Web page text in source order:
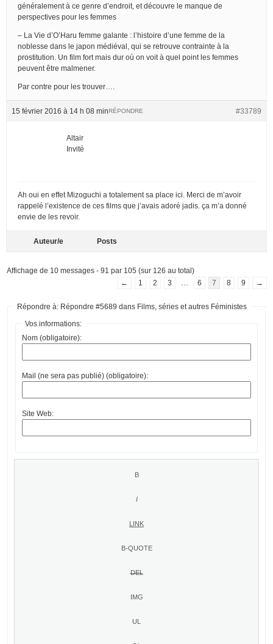
généralement à ce genre d’endroit, et découvre le manque de
perspectives pour les femmes
– La Vie d’O’Haru femme galante : l’histoire d’une femme de la
noblesse dans le japon médiéval, qui se retrouve contrainte à la
prostitution. Un film fort mais dur où on voit à quel point les femmes
peuvent être malmener.
Par contre pour les trouver….
15 février 2016 à 14 h 08 min #33789
RÉPONDRE
Altair
Invité
Ah oui en effet Mizoguchi a totalement sa place ici. Merci de m’avoir
rappelé l’existence de ces films que j’avais adoré jadis. ça m’a donné
envie de les revoir.
Auteur/e Posts
Affichage de 10 messages - 91 par 105 (sur 126 au total)
←
1 2 3 6 7 8 9 →
Répondre à: Répondre #5689 dans Films, séries et autres Féministes
Vos informations:
Nom (obligatoire):
Mail (ne sera pas publié) (obligatoire):
Site Web: